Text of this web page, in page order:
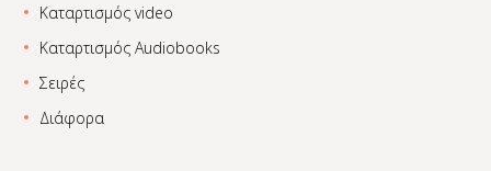
Καταρτισμός video
Καταρτισμός Audiobooks
Σειρές
Διάφορα